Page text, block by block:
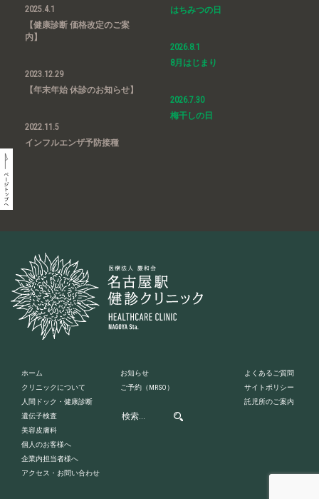
2025.4.1
【健康診断 価格改定のご案
内】
2023.12.29
【年末年始 休診のお知らせ】
2022.11.5
インフルエンザ予防接種
はちみつの日
2026.8.1
8月はじまり
2026.7.30
梅干しの日
ホーム
クリニックについて
人間ドック・健康診断
遺伝子検査
美容皮膚科
個人のお客様へ
企業内担当者様へ
アクセス・お問い合わせ
お知らせ
ご予約 （MRSO）
よくあるご質問
サイトポリシー
託児所のご案内